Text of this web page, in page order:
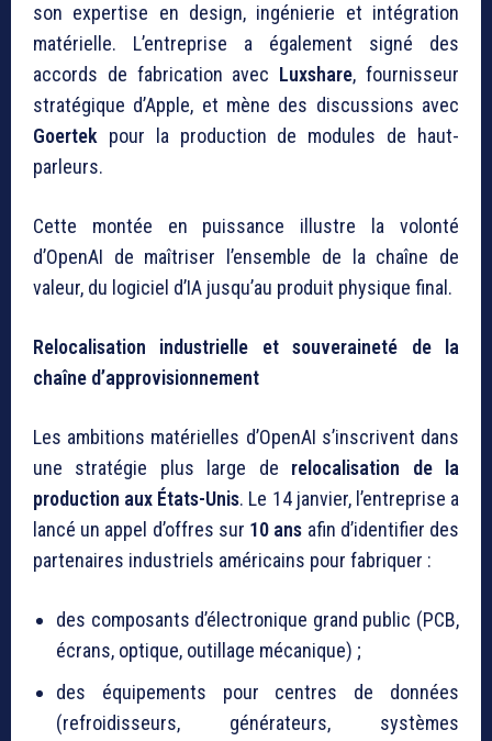
son expertise en design, ingénierie et intégration
matérielle. L’entreprise a également signé des
accords de fabrication avec Luxshare, fournisseur
stratégique d’Apple, et mène des discussions avec
Goertek pour la production de modules de haut-
parleurs.
Cette montée en puissance illustre la volonté
d’OpenAI de maîtriser l’ensemble de la chaîne de
valeur, du logiciel d’IA jusqu’au produit physique final.
Relocalisation industrielle et souveraineté de la
chaîne d’approvisionnement
Les ambitions matérielles d’OpenAI s’inscrivent dans
une stratégie plus large de relocalisation de la
production aux États-Unis. Le 14 janvier, l’entreprise a
lancé un appel d’offres sur 10 ans afin d’identifier des
partenaires industriels américains pour fabriquer :
des composants d’électronique grand public (PCB,
écrans, optique, outillage mécanique) ;
des équipements pour centres de données
(refroidisseurs, générateurs, systèmes